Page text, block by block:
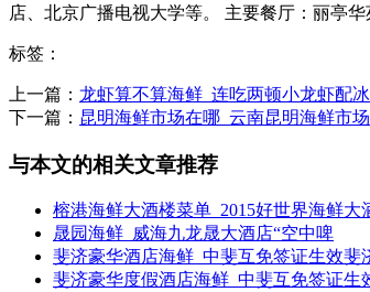
店、北京广播电视大学等。 主要餐厅：丽亭
标签：
上一篇： 龙虾算不算海鲜_连吃两顿小龙虾配
下一篇： 昆明海鲜市场在哪_云南昆明海鲜市
与本文的相关文章推荐
榕港海鲜大酒楼菜单_2015好世界海鲜大
晟园海鲜_威海九龙晟大酒店“空中啤
斐济豪华酒店海鲜_中斐互免签证生效斐
斐济豪华度假酒店海鲜_中斐互免签证生